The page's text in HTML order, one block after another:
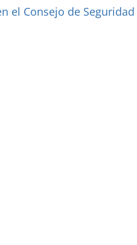
el Consejo de